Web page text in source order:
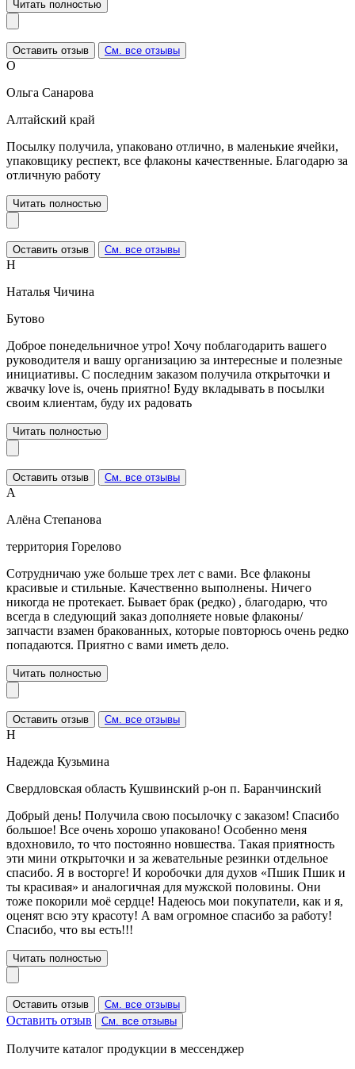
Читать полностью
Оставить отзыв См. все отзывы
О
Ольга Санарова
Алтайский край
Посылку получила, упаковано отлично, в маленькие ячейки,
упаковщику респект, все флаконы качественные. Благодарю за
отличную работу
Читать полностью
Оставить отзыв См. все отзывы
Н
Наталья Чичина
Бутово
Доброе понедельничное утро! Хочу поблагодарить вашего
руководителя и вашу организацию за интересные и полезные
инициативы. С последним заказом получила открыточки и
жвачку love is, очень приятно! Буду вкладывать в посылки
своим клиентам, буду их радовать
Читать полностью
Оставить отзыв См. все отзывы
А
Алёна Степанова
территория Горелово
Сотрудничаю уже больше трех лет с вами. Все флаконы
красивые и стильные. Качественно выполнены. Ничего
никогда не протекает. Бывает брак (редко) , благодарю, что
всегда в следующий заказ дополняете новые флаконы/
запчасти взамен бракованных, которые повторюсь очень редко
попадаются. Приятно с вами иметь дело.
Читать полностью
Оставить отзыв См. все отзывы
Н
Надежда Кузьмина
Свердловская область Кушвинский р-он п. Баранчинский
Добрый день! Получила свою посылочку с заказом! Спасибо
большое! Все очень хорошо упаковано! Особенно меня
вдохновило, то что постоянно новшества. Такая приятность
эти мини открыточки и за жевательные резинки отдельное
спасибо. Я в восторге! И коробочки для духов «Пшик Пшик и
ты красивая» и аналогичная для мужской половины. Они
тоже покорили моё сердце! Надеюсь мои покупатели, как и я,
оценят всю эту красоту! А вам огромное спасибо за работу!
Спасибо, что вы есть!!!
Читать полностью
Оставить отзыв См. все отзывы
Оставить отзыв См. все отзывы
Получите каталог продукции в мессенджер